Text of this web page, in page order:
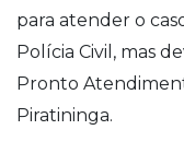
para atender o
Polícia Civil, mas
Pronto
Piratininga.